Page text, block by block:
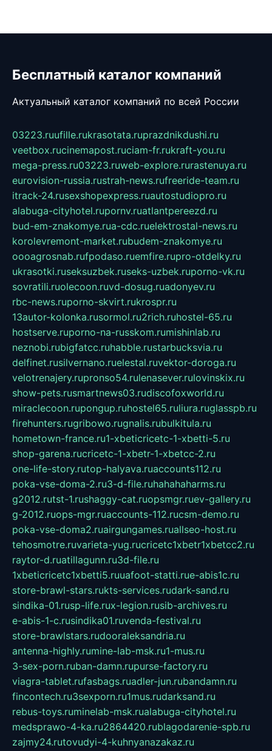
Бесплатный каталог компаний
Актуальный каталог компаний по всей России
03223.ruufille.rukrasotata.ruprazdnikdushi.ru
veetbox.rucinemapost.ruciam-fr.rukraft-you.ru
mega-press.ru03223.ruweb-explore.rurastenuya.ru
eurovision-russia.rustrah-news.rufreeride-team.ru
itrack-24.rusexshopexpress.ruautostudiopro.ru
alabuga-cityhotel.rupornv.ruatlantpereezd.ru
bud-em-znakomye.rua-cdc.ruelektrostal-news.ru
korolevremont-market.rubudem-znakomye.ru
oooagrosnab.rufpodaso.ruemfire.rupro-otdelky.ru
ukrasotki.ruseksuzbek.ruseks-uzbek.ruporno-vk.ru
sovratili.ruolecoon.ruvd-dosug.ruadonyev.ru
rbc-news.ruporno-skvirt.rukrospr.ru
13autor-kolonka.rusormol.ru2rich.ruhostel-65.ru
hostserve.ruporno-na-russkom.rumishinlab.ru
neznobi.rubigfatcc.ruhabble.rustarbucksvia.ru
delfinet.rusilvernano.ruelestal.ruvektor-doroga.ru
velotrenajery.rupronso54.rulenasever.rulovinskix.ru
show-pets.rusmartnews03.rudiscofoxworld.ru
miraclecoon.rupongup.ruhostel65.ruliura.ruglasspb.ru
firehunters.rugribowo.rugnalis.rubulkitula.ru
hometown-france.ru1-xbeticricetc-1-xbetti-5.ru
shop-garena.rucricetc-1-xbetr-1-xbetcc-2.ru
one-life-story.rutop-halyava.ruaccounts112.ru
poka-vse-doma-2.ru3-d-file.ruhahahaharms.ru
g2012.rutst-1.rushaggy-cat.ruopsmgr.ruev-gallery.ru
g-2012.ruops-mgr.ruaccounts-112.rucsm-demo.ru
poka-vse-doma2.ruairgungames.ruallseo-host.ru
tehosmotre.ruvarieta-yug.rucricetc1xbetr1xbetcc2.ru
raytor-d.ruatillagunn.ru3d-file.ru
1xbeticricetc1xbetti5.ruuafoot-statti.rue-abis1c.ru
store-brawl-stars.rukts-services.rudark-sand.ru
sindika-01.rusp-life.rux-legion.rusib-archives.ru
e-abis-1-c.rusindika01.ruvenda-festival.ru
store-brawlstars.rudooraleksandria.ru
antenna-highly.rumine-lab-msk.ru1-mus.ru
3-sex-porn.ruban-damn.rupurse-factory.ru
viagra-tablet.rufasbags.ruadler-jun.rubandamn.ru
fincontech.ru3sexporn.ru1mus.rudarksand.ru
rebus-toys.ruminelab-msk.rualabuga-cityhotel.ru
medsprawo-4-ka.ru2864420.rublagodarenie-spb.ru
zajmy24.rutovudyi-4-kuhnyanazakaz.ru